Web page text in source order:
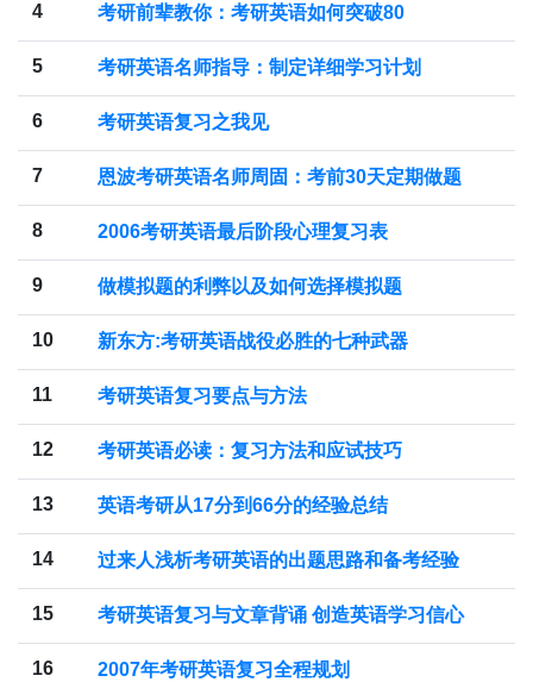
4 考研前辈教你：考研英语如何突破80
5 考研英语名师指导：制定详细学习计划
6 考研英语复习之我见
7 恩波考研英语名师周固：考前30天定期做题
8 2006考研英语最后阶段心理复习表
9 做模拟题的利弊以及如何选择模拟题
10 新东方:考研英语战役必胜的七种武器
11 考研英语复习要点与方法
12 考研英语必读：复习方法和应试技巧
13 英语考研从17分到66分的经验总结
14 过来人浅析考研英语的出题思路和备考经验
15 考研英语复习与文章背诵 创造英语学习信心
16 2007年考研英语复习全程规划